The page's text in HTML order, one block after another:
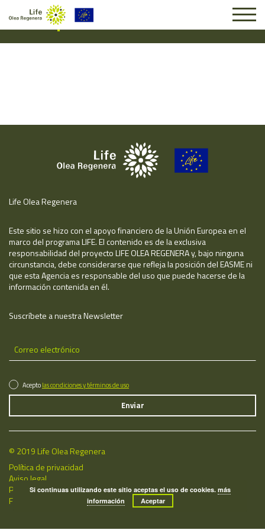
Suscripción #16998
Life Olea Regenera
Este sitio se hizo con el apoyo financiero de la Unión Europea en el
marco del programa LIFE. El contenido es de la exclusiva
responsabilidad del proyecto LIFE OLEA REGENERA y, bajo ninguna
circunstancia, debe considerarse que refleja la posición del EASME ni
que esta Agencia es responsable del uso que puede hacerse de la
información contenida en él.
Suscríbete a nuestra Newsletter
Aceptolas condiciones y términos de uso
© 2019 Life Olea Regenera
Política de privacidad
Aviso legal
Política de cookies
Fecha de última actualización: 08/08/2026
Si continuas utilizando este sitio aceptas el uso de cookies.más
información
Aceptar